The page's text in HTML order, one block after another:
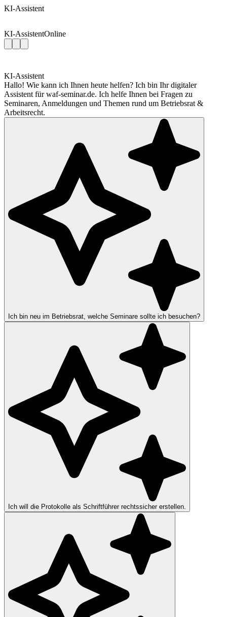
KI-Assistent
KI-AssistentOnline
KI-Assistent
Hallo! Wie kann ich Ihnen heute helfen? Ich bin Ihr digitaler
Assistent für waf-seminar.de. Ich helfe Ihnen bei Fragen zu
Seminaren, Anmeldungen und Themen rund um Betriebsrat &
Arbeitsrecht.
Ich bin neu im Betriebsrat, welche Seminare sollte ich besuchen?
Ich will die Protokolle als Schriftführer rechtssicher erstellen.